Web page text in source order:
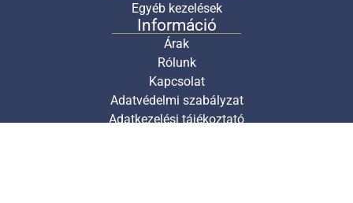
Egyéb kezelések
Információ
Árak
Rólunk
Kapcsolat
Adatvédelmi szabályzat
Adatkezelési tájékoztató